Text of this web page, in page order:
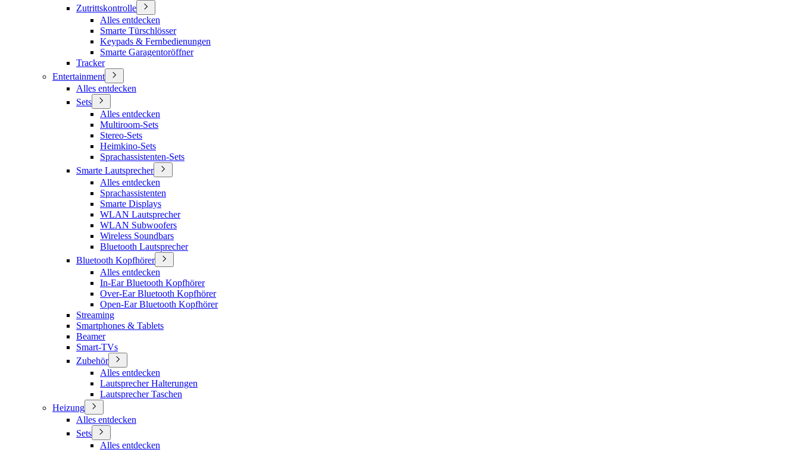
Zutrittskontrolle
Alles entdecken
Smarte Türschlösser
Keypads & Fernbedienungen
Smarte Garagentoröffner
Tracker
Entertainment
Alles entdecken
Sets
Alles entdecken
Multiroom-Sets
Stereo-Sets
Heimkino-Sets
Sprachassistenten-Sets
Smarte Lautsprecher
Alles entdecken
Sprachassistenten
Smarte Displays
WLAN Lautsprecher
WLAN Subwoofers
Wireless Soundbars
Bluetooth Lautsprecher
Bluetooth Kopfhörer
Alles entdecken
In-Ear Bluetooth Kopfhörer
Over-Ear Bluetooth Kopfhörer
Open-Ear Bluetooth Kopfhörer
Streaming
Smartphones & Tablets
Beamer
Smart-TVs
Zubehör
Alles entdecken
Lautsprecher Halterungen
Lautsprecher Taschen
Heizung
Alles entdecken
Sets
Alles entdecken